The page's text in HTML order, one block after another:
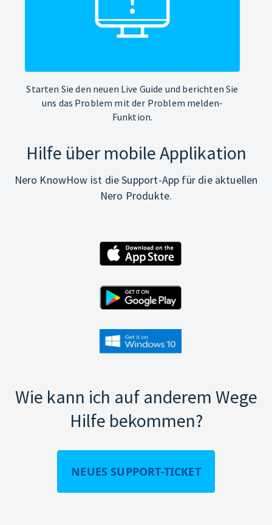
Starten Sie den neuen Live Guide und berichten Sie
uns das Problem mit der Problem melden-
Funktion.
Hilfe über mobile Applikation
Nero KnowHow ist die Support-App für die aktuellen
Nero Produkte.
Wie kann ich auf anderem Wege
Hilfe bekommen?
NEUES SUPPORT-TICKET